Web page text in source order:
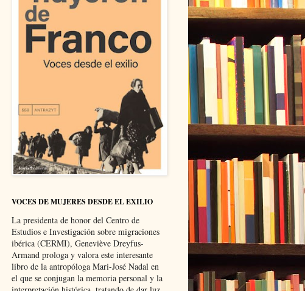
VOCES DE MUJERES DESDE EL EXILIO
La presidenta de honor del Centro de
Estudios e Investigación sobre migraciones
ibérica (CERMI), Geneviève Dreyfus-
Armand prologa y valora este interesante
libro de la antropóloga Mari-José Nadal en
el que se conjugan la memoria personal y la